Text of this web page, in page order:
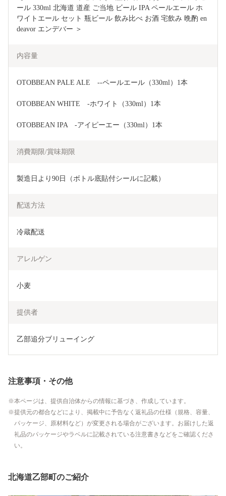
ール 330ml 北海道 道産 ご当地 ビール IPA ペールエール ホ
ワイトエール セット 瓶ビール 飲み比べ お酒 宅飲み 晩酌 en
deavor エンデバー ＞
内容量
OTOBBEAN PALE ALE　--ペールエール（330ml）1本
OTOBBEAN WHITE　-ホワイト（330ml）1本
OTOBBEAN IPA　-アイピーエー（330ml）1本
消費期限/賞味期限
製造日より90日（ボトル底貼付シールに記載）
配送方法
冷蔵配送
アレルゲン
小麦
提供者
乙部追分ブリューイング
注意事項・その他
本ページは、提供自治体からの情報に基づき、作成しています。
提供元の都合などにより、掲載中に予告なく返礼品の仕様（規格、容量、
パッケージ、原材料など）が変更される場合がございます。お届けした返
礼品のパッケージやラベルに記載されている注意書きなどをご確認くださ
い。
北海道乙部町のご紹介